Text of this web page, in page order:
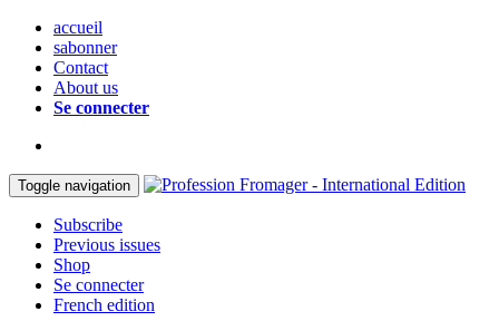
accueil
sabonner
Contact
About us
Se connecter
Toggle navigation
Subscribe
Previous issues
Shop
Se connecter
French edition